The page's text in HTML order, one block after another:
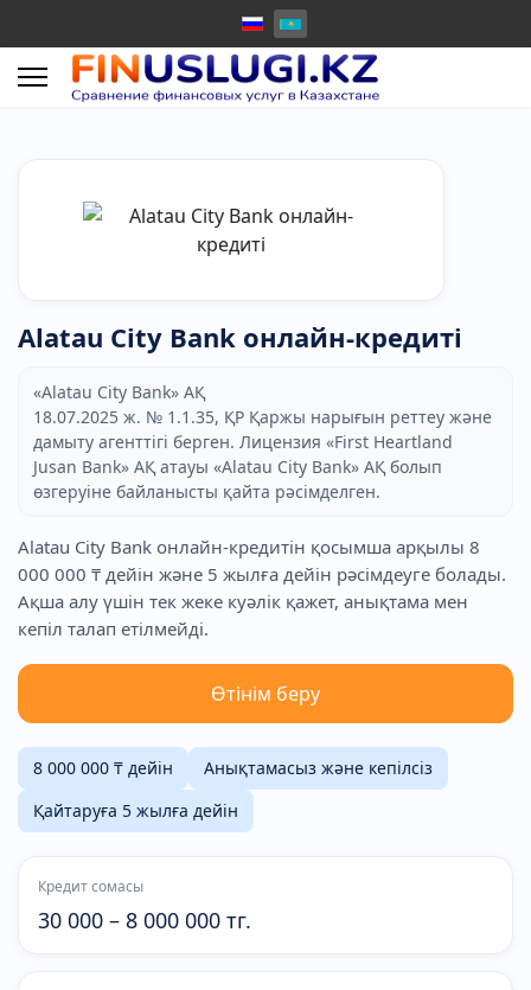
Alatau City Bank онлайн-кредиті
«Alatau City Bank» АҚ
18.07.2025 ж. № 1.1.35, ҚР Қаржы нарығын реттеу және
дамыту агенттігі берген. Лицензия «First Heartland
Jusan Bank» АҚ атауы «Alatau City Bank» АҚ болып
өзгеруіне байланысты қайта рәсімделген.
Alatau City Bank онлайн-кредитін қосымша арқылы 8
000 000 ₸ дейін және 5 жылға дейін рәсімдеуге болады.
Ақша алу үшін тек жеке куәлік қажет, анықтама мен
кепіл талап етілмейді.
Өтінім беру
8 000 000 ₸ дейін
Анықтамасыз және кепілсіз
Қайтаруға 5 жылға дейін
Кредит сомасы
30 000 – 8 000 000 тг.